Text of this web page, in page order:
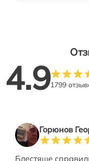
4.91799
Горюнов
Блестяще